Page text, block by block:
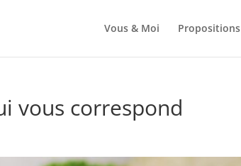
Vous & Moi Propositions
vous correspond